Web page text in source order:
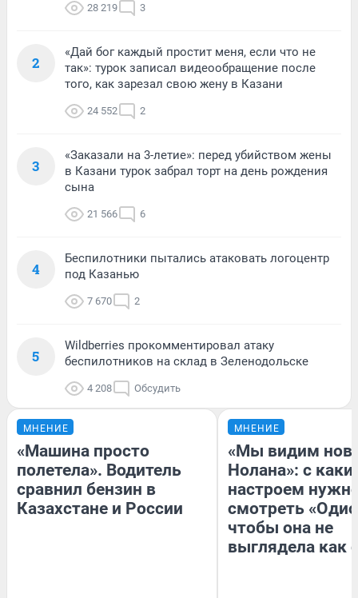
28 219 3
2
«Дай бог каждый простит меня, если что не
так»: турок записал видеообращение после
того, как зарезал свою жену в Казани
24 552 2
3
«Заказали на 3-летие»: перед убийством жены
в Казани турок забрал торт на день рождения
сына
21 566 6
4
Беспилотники пытались атаковать логоцентр
под Казанью
7 670 2
5
Wildberries прокомментировал атаку
беспилотников на склад в Зеленодольске
4 208 Обсудить
МНЕНИЕ
«Машина просто
полетела». Водитель
сравнил бензин в
Казахстане и России
МНЕНИЕ
«Мы видим
Нолана»: с
настроем
смотреть
чтобы она не
выглядела как